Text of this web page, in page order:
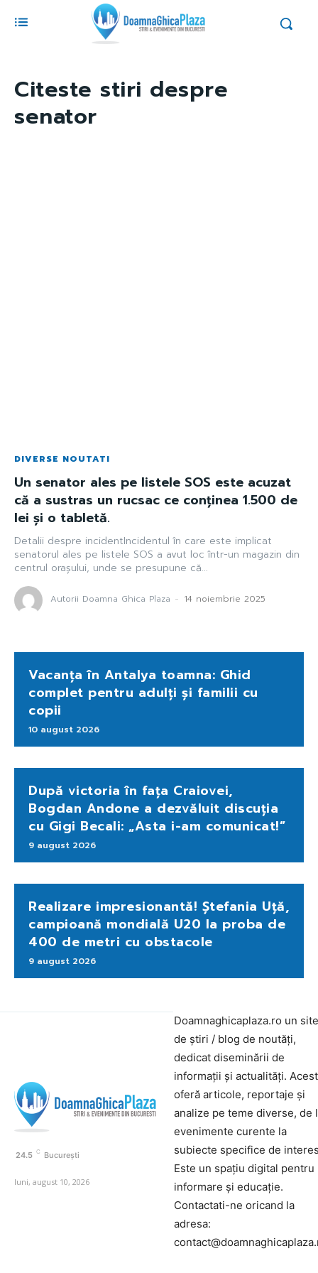
Citeste stiri despre
senator
DIVERSE NOUTATI
Un senator ales pe listele SOS este acuzat
că a sustras un rucsac ce conținea 1.500 de
lei și o tabletă.
Detalii despre incidentIncidentul în care este implicat
senatorul ales pe listele SOS a avut loc într-un magazin din
centrul orașului, unde se presupune că...
Autorii Doamna Ghica Plaza - 14 noiembrie 2025
Vacanța în Antalya toamna: Ghid
complet pentru adulți și familii cu
copii
10 august 2026
După victoria în fața Craiovei,
Bogdan Andone a dezvăluit discuția
cu Gigi Becali: „Asta i-am comunicat!”
9 august 2026
Realizare impresionantă! Ștefania Uță,
campioană mondială U20 la proba de
400 de metri cu obstacole
9 august 2026
24.5 C București
luni, august 10, 2026
Doamnaghicaplaza.ro un site
de știri / blog de noutăți,
dedicat diseminării de
informații și actualități.
oferă articole, reportaje și
analize pe teme diverse, de
evenimente curente la
subiecte specifice de
Este un spațiu digital pentru
informare și educație.
Contactati-ne oricand la
adresa: